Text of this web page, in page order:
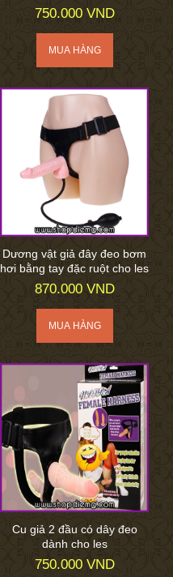
750.000 VND
Dương vật giả đây đeo bơm
hơi bằng tay đặc ruột cho les
870.000 VND
Cu giả 2 đầu có dây đeo
dành cho les
750.000 VND